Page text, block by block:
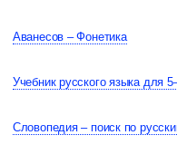
Аванесов – Фонетика
Учебник русского языка для
Словопедия – поиск по